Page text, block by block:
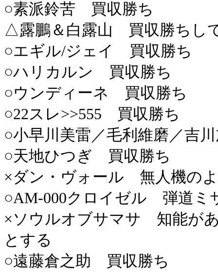
○素派鈴苦 買収勝ち
△露鵬＆白露山 買収勝ちし
○エギル/ジェイ 買収勝ち
○ハリカルン 買収勝ち
○ウンディーネ 買収勝ち
○22スレ>>555 買収勝ち
○小早川美雷／毛利維磨／吉
○天地ひつぎ 買収勝ち
×ダン・ヴォール 無人機の
○AM-000クロイゼル 弾道ミ
×ソウルオブサマサ 知能が
とする
○遠藤倉之助 買収勝ち